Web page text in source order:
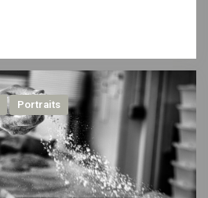
Portraits